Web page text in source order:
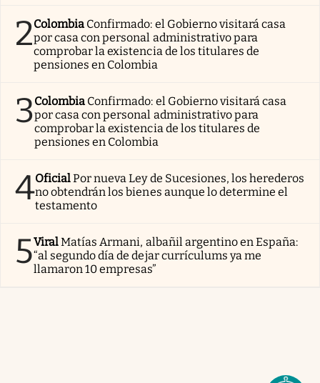
2Colombia Confirmado: el Gobierno visitará casa
por casa con personal administrativo para
comprobar la existencia de los titulares de
pensiones en Colombia
3Colombia Confirmado: el Gobierno visitará casa
por casa con personal administrativo para
comprobar la existencia de los titulares de
pensiones en Colombia
4OficialPor nueva Ley de Sucesiones, los herederos
no obtendrán los bienes aunque lo determine el
testamento
5ViralMatías Armani, albañil argentino en España:
“al segundo día de dejar currículums ya me
llamaron 10 empresas”